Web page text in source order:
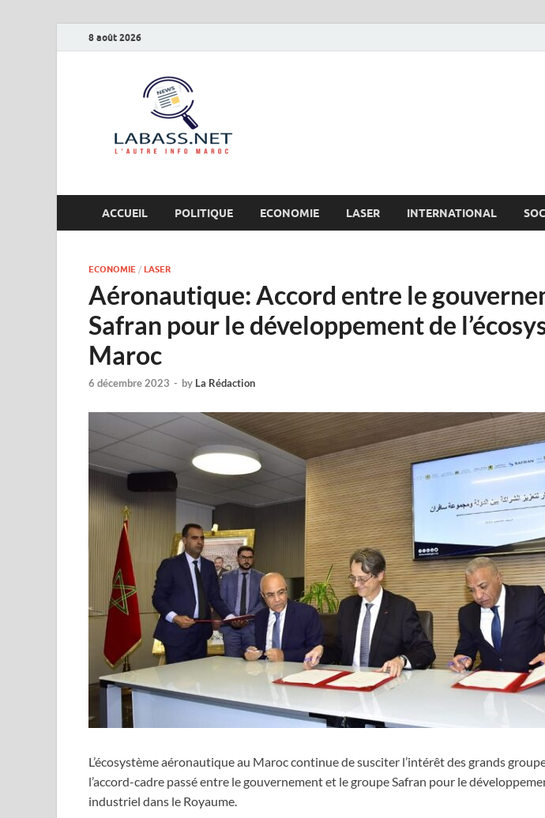
8 août 2026
ACCUEIL POLITIQUE ECONOMIE LASER INTERNATIONAL
ECONOMIE / LASER
Aéronautique: Accord entre le
Safran pour le développement de
Maroc
6 décembre 2023 - by La Rédaction
L’écosystème aéronautique au Maroc continue de susciter l’intérêt des grands
l’accord-cadre passé entre le gouvernement et le groupe Safran pour le
industriel dans le Royaume.